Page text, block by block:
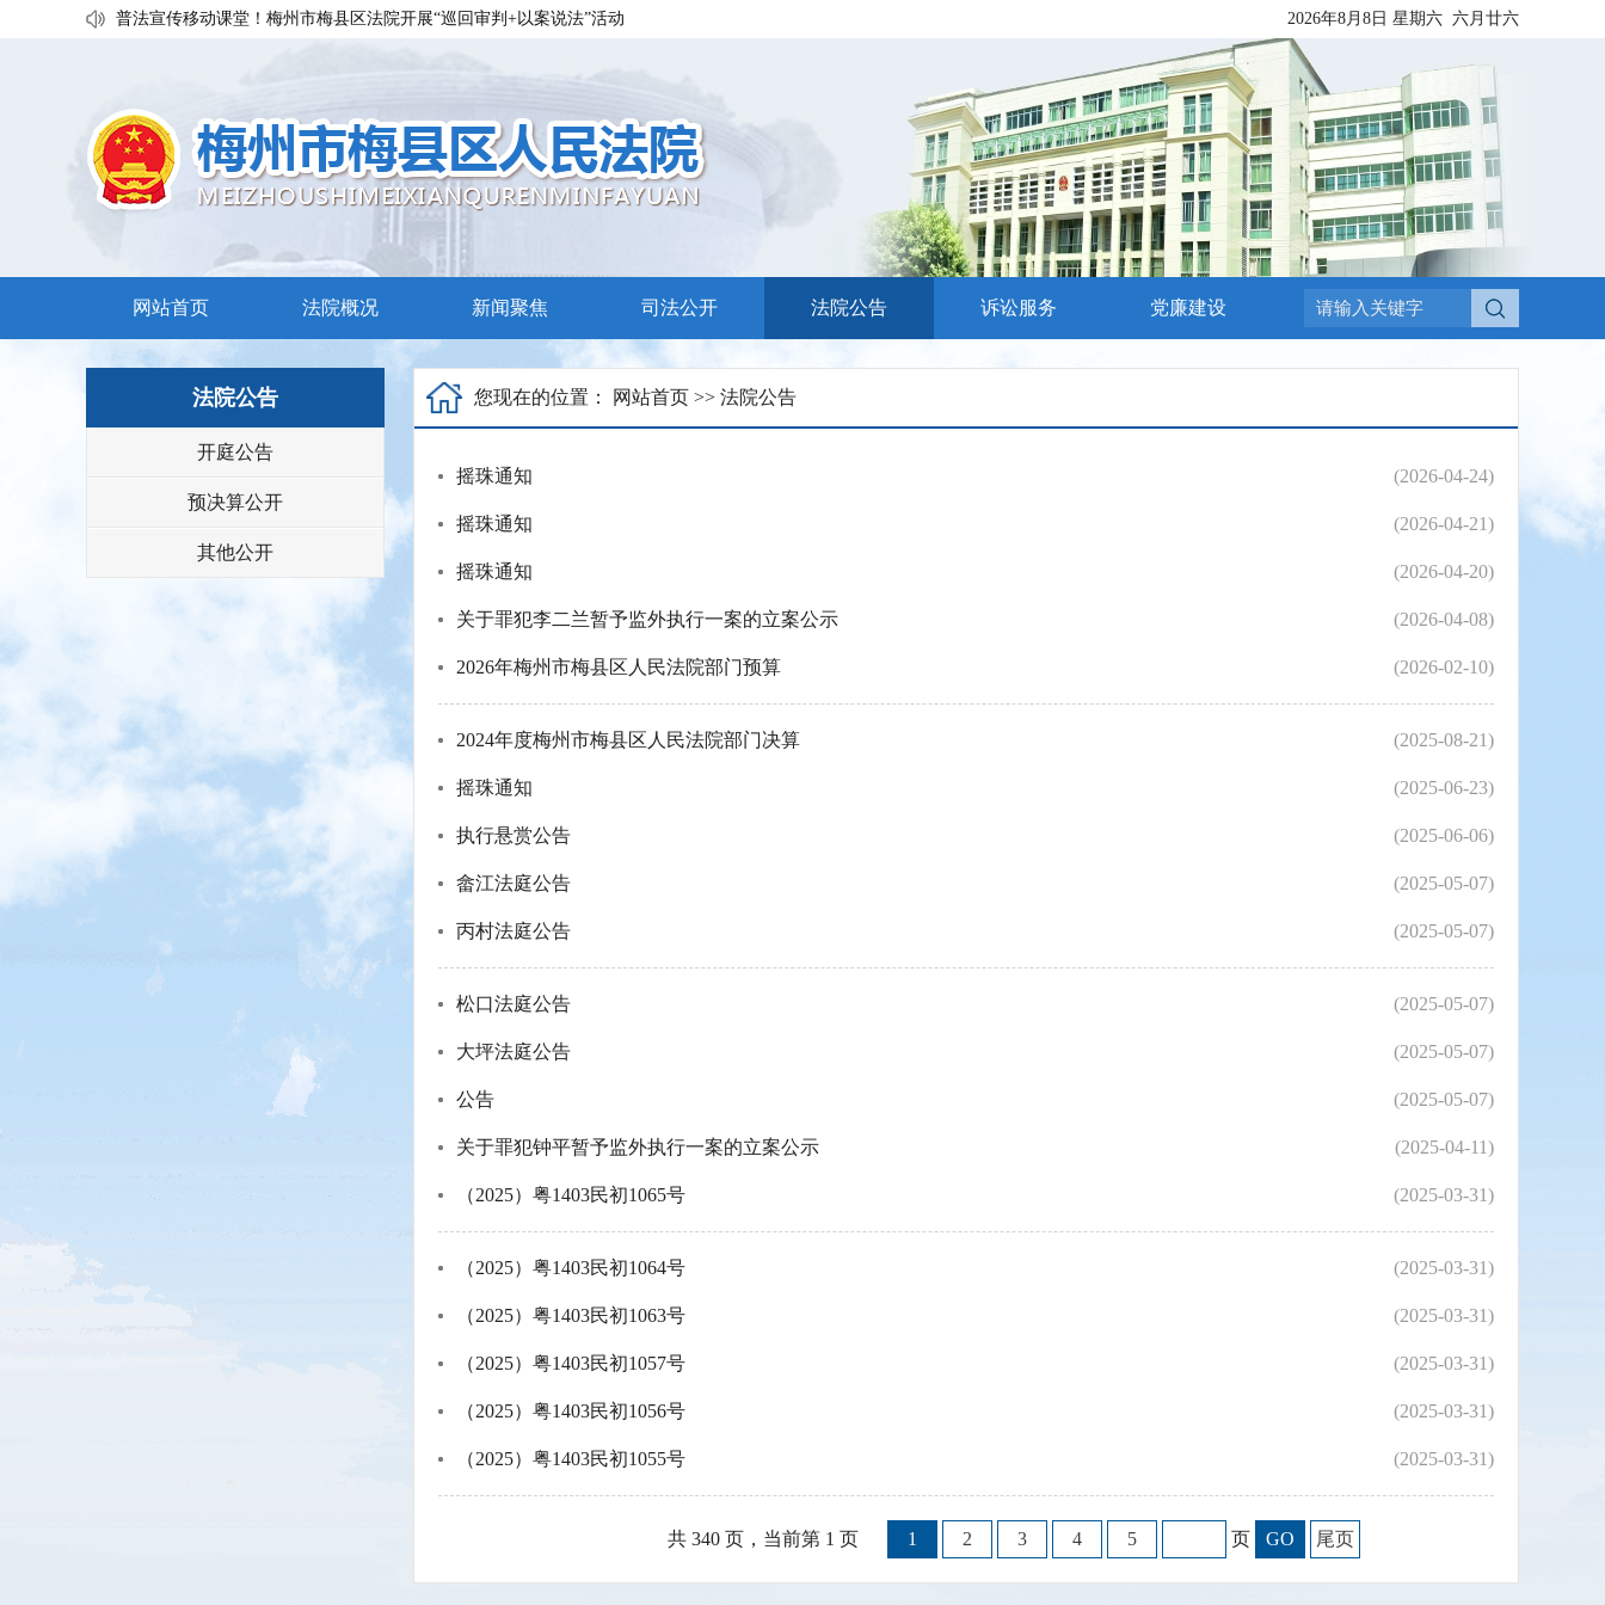
普法宣传移动课堂！梅州市梅县区法院开展“巡回审判+以案说法”活动 2026年8月8日 星期六 六月廿六
网站首页 法院概况 新闻聚焦 司法公开 法院公告 诉讼服务 党廉建设
法院公告
开庭公告
预决算公开
其他公开
您现在的位置： 网站首页 >> 法院公告
摇珠通知 (2026-04-24)
摇珠通知 (2026-04-21)
摇珠通知 (2026-04-20)
关于罪犯李二兰暂予监外执行一案的立案公示 (2026-04-08)
2026年梅州市梅县区人民法院部门预算 (2026-02-10)
2024年度梅州市梅县区人民法院部门决算 (2025-08-21)
摇珠通知 (2025-06-23)
执行悬赏公告 (2025-06-06)
畲江法庭公告 (2025-05-07)
丙村法庭公告 (2025-05-07)
松口法庭公告 (2025-05-07)
大坪法庭公告 (2025-05-07)
公告 (2025-05-07)
关于罪犯钟平暂予监外执行一案的立案公示 (2025-04-11)
（2025）粤1403民初1065号 (2025-03-31)
（2025）粤1403民初1064号 (2025-03-31)
（2025）粤1403民初1063号 (2025-03-31)
（2025）粤1403民初1057号 (2025-03-31)
（2025）粤1403民初1056号 (2025-03-31)
（2025）粤1403民初1055号 (2025-03-31)
共 340 页，当前第 1 页 1 2 3 4 5 页 GO 尾页